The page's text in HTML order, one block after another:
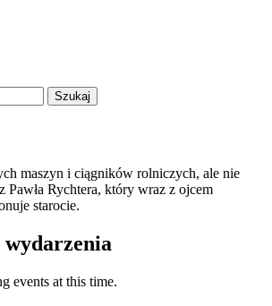
maszyn i ciągników rolniczych, ale nie
Pawła Rychtera, który wraz z ojcem
starocie.
wydarzenia
events at this time.